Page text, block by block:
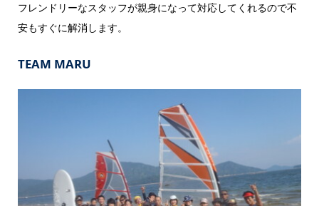
フレンドリーなスタッフが親身になって対応してくれるので不
安もすぐに解消します。
TEAM MARU